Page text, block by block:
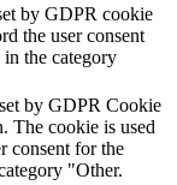
by GDPR cookie
the user consent
the category
by GDPR Cookie
The cookie is used
consent for the
"Other.